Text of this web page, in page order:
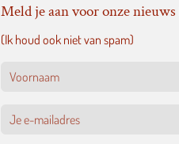
Meld je aan voor onze
(Ik houd ook niet van spam)